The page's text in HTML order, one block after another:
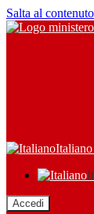
Salta al contenuto
Italiano
Accedi